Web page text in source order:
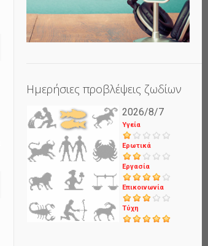
Ημερήσιες προβλέψεις ζωδίων
2026/8/7
Υγεία
Ερωτικά
Εργασία
Επικοινωνία
Τύχη